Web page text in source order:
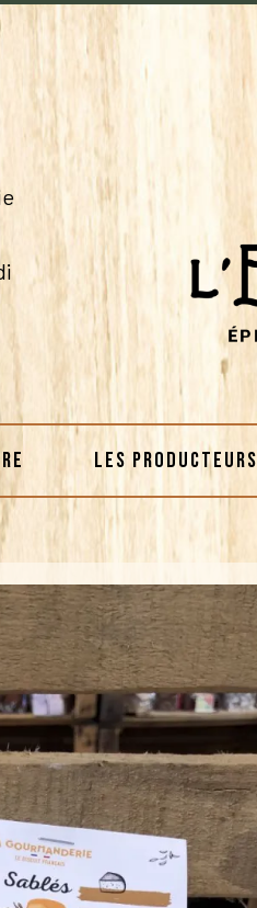
LES PRODUCTEURS